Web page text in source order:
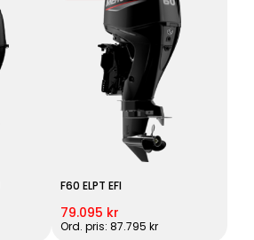
F60 ELPT EFI
79.095 kr
Ord. pris: 87.795 kr